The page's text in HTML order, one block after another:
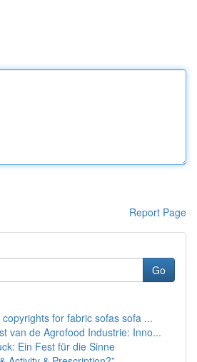
Report Page
Go
for fabric sofas sofa ...
van de Agrofood Industrie: Inno...
Ein Fest für die Sinne